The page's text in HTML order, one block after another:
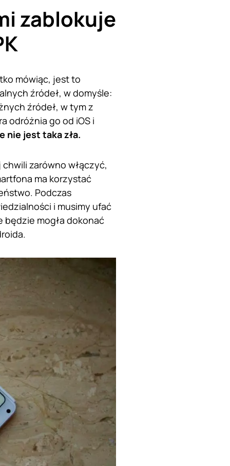
zablokuje
mówiąc, jest to
źródeł, w domyśle:
źródeł, w tym z
odróżnia go od iOS i
nie jest taka zła.
zarówno włączyć,
ma korzystać
Podczas
i musimy ufać
będzie mogła dokonać